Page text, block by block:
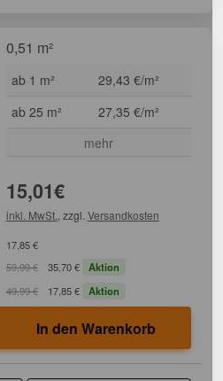
0,51 m²
ab 1 m²
29,43 €/m²
ab 25 m²
27,35 €/m²
mehr
15,01€
inkl. MwSt. , zzgl. Versandkosten
17,85 €
59,99 € 35,70 €
Aktion
49,99 € 17,85 € Aktion
In den Warenkorb